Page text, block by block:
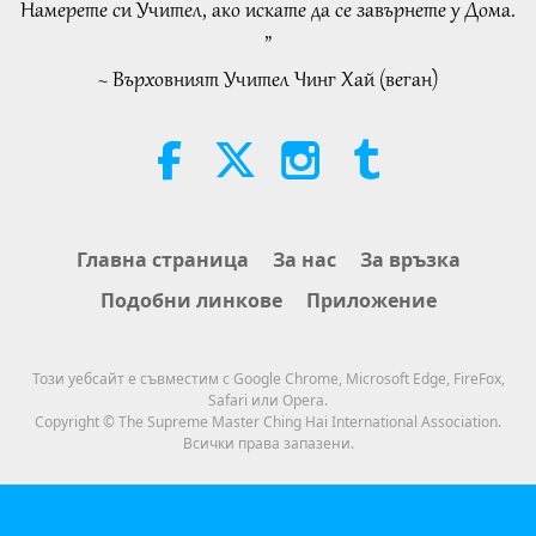
2026-08-08 Преглед
38:08
Силата на любовта, част 1 от 5
There Is No Need to Be Afraid of
Negative Power When We Are
Using Supreme Master TV Max
Negative Entity
34:52
Важните Новини
Намерете си Учител, ако искате да се завърнете у Дома.
”
~ Върховният Учител Чинг Хай (веган)
Главна страница За нас
За връзка
Подобни линкове
Приложение
Този уебсайт е съвместим с Google Chrome, Microsoft Edge, FireFox,
Safari или Opera.
Copyright © The Supreme Master Ching Hai International Association.
Всички права запазени.